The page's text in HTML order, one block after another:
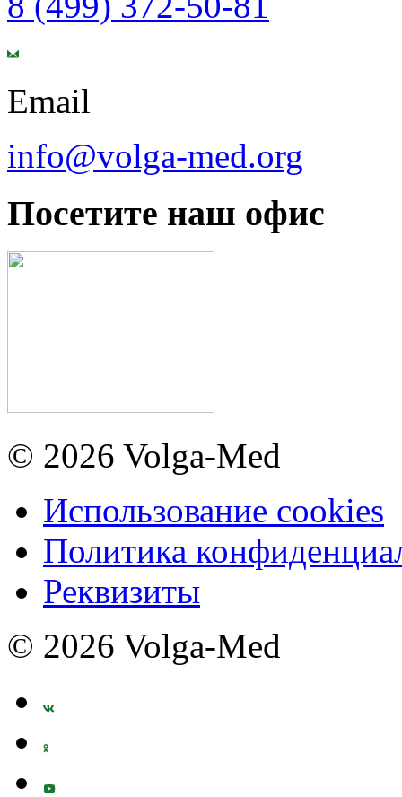
Email
info@volga-med.org
Посетите наш офис
© 2026 Volga-Med
Использование cookies
Политика
Реквизиты
© 2026 Volga-Med